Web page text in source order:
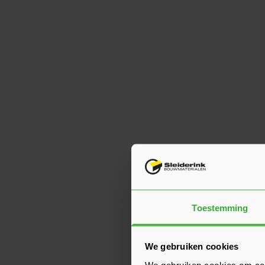
Toestemming
We gebruiken cookies